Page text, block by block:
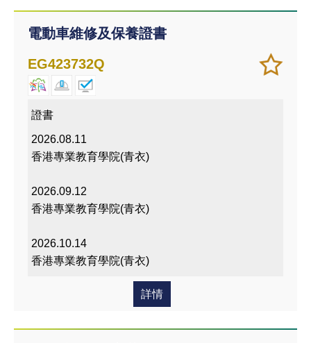
電動車維修及保養證書
加
入/
儲存
課程
EG423732Q
證書
2026.08.11
香港專業教育學院(青衣)
2026.09.12
香港專業教育學院(青衣)
2026.10.14
香港專業教育學院(青衣)
詳情